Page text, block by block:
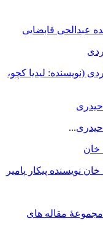
عبدالحی قابضايی
(نویسنده: لیدیا کچو،
...
خان
نویسنده پیکار پامیر
مجموعۀ مقاله های